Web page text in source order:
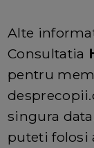
Alte
Consultatia
pentru
singura
puteti folosi